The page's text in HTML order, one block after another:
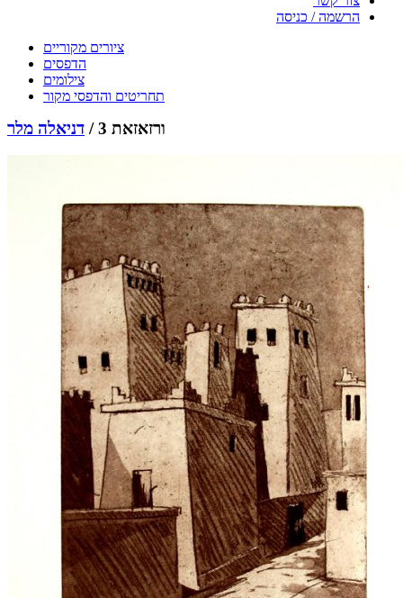
הרשמה / כניסה
ציורים מקוריים
הדפסים
צילומים
תחריטים והדפסי מקור
ורזאזאת 3 / דניאלה מלר